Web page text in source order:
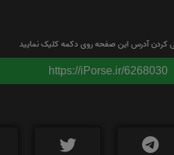
کردن آدرس این صفحه روی دکمه کلیک نمایید
https://iPorse.ir/6268030